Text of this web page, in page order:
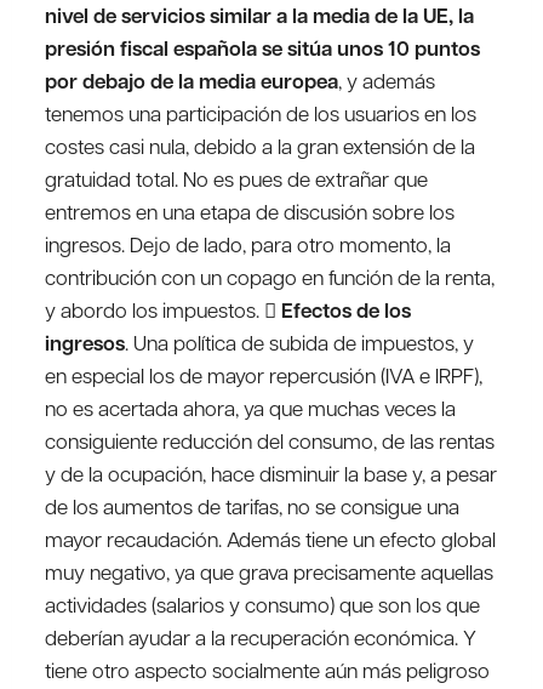
nivel de servicios similar a la media de la UE, la
presión fiscal española se sitúa unos 10 puntos
por debajo de la media europea, y además
tenemos una participación de los usuarios en los
costes casi nula, debido a la gran extensión de la
gratuidad total. No es pues de extrañar que
entremos en una etapa de discusión sobre los
ingresos. Dejo de lado, para otro momento, la
contribución con un copago en función de la renta,
y abordo los impuestos.  Efectos de los
ingresos. Una política de subida de impuestos, y
en especial los de mayor repercusión (IVA e IRPF),
no es acertada ahora, ya que muchas veces la
consiguiente reducción del consumo, de las rentas
y de la ocupación, hace disminuir la base y, a pesar
de los aumentos de tarifas, no se consigue una
mayor recaudación. Además tiene un efecto global
muy negativo, ya que grava precisamente aquellas
actividades (salarios y consumo) que son los que
deberían ayudar a la recuperación económica. Y
tiene otro aspecto socialmente aún más peligroso